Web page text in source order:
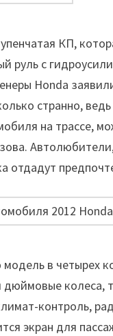
КП,
руль с
Honda
странно,
на трассе,
отдадут
в четырех
колеса,
контроль,
экран для